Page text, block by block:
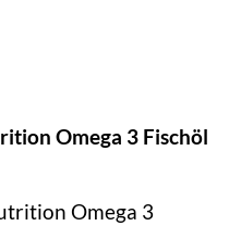
Omega 3 Fischöl
Omega 3